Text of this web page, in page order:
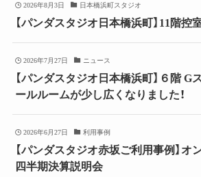
2026年8月3日 日本橋浜町スタジオ
【パンダスタジオ日本橋浜町】11階控
2026年7月27日 ニュース
【パンダスタジオ日本橋浜町】６階 G
ールルームが少し広くなりました！
2026年6月27日 利用事例
【パンダスタジオ赤坂ご利用事例】オ
四半期決算説明会